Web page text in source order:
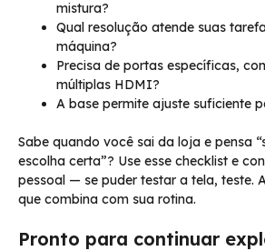
mistura?
Qual resolução atende suas
máquina?
Precisa de portas específicas,
múltiplas HDMI?
A base permite ajuste suficiente
Sabe quando você sai da loja e pensa
escolha certa”? Use esse checklist e
pessoal — se puder testar a tela, teste.
que combina com sua rotina.
Pronto para continuar